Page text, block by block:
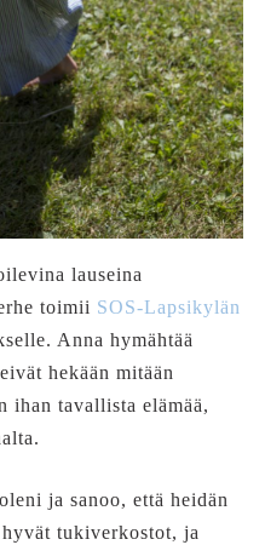
lauseina
toimii SOS-Lapsikylän
Anna hymähtää
hekään mitään
ihan tavallista elämää,
ja sanoo, että heidän
tukiverkostot, ja